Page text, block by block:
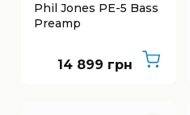
Phil Jones PE-5 Bass
Preamp
14 899 грн